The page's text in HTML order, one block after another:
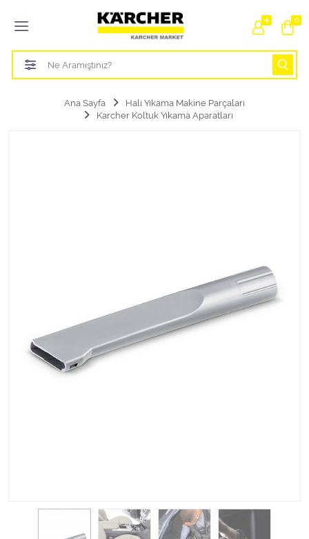
0
Tüm Kategoriler
Bahçe Sulama Ürünleri
Buharlı Temizlik Aparatları
Kimyasallar Deterjanlar
Tüm Kategorileri Gör
Ana Sayfa
Halı Yıkama Makine Parçaları
Karcher Koltuk Yıkama Aparatları